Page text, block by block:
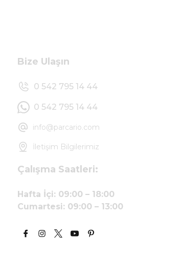
Bize Ulaşın
0 542 795 14 44
0 542 795 14 44
info@parcario.com
İletişim Bilgilerimiz
Çalışma Saatleri:
Hafta İçi: 09:00 – 18:00
Cumartesi: 09:00 – 13:00